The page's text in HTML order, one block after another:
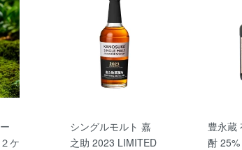
ー
ケ
シングルモルト 嘉
之助 2023 LIMITED
豊永蔵
酎